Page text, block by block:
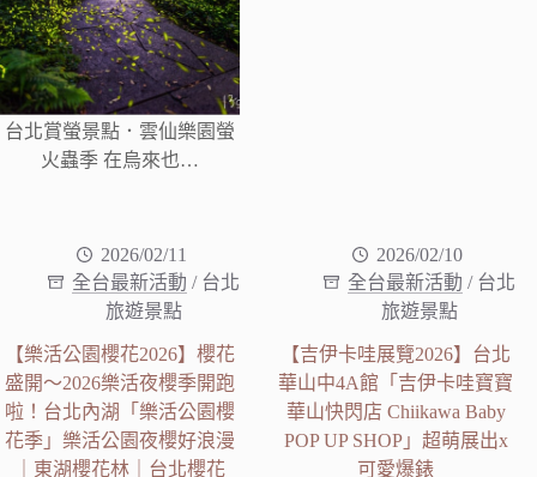
台北賞螢景點．雲仙樂園螢
火蟲季 在烏來也…
2026/02/11
全台最新活動 / 台北
旅遊景點
【樂活公園櫻花2026】櫻花
盛開～2026樂活夜櫻季開跑
啦！台北內湖「樂活公園櫻
花季」樂活公園夜櫻好浪漫
｜東湖櫻花林｜台北櫻花
2026/02/10
全台最新活動 / 台北
旅遊景點
【吉伊卡哇展覽2026】台北
華山中4A館「吉伊卡哇寶寶
華山快閃店 Chiikawa Baby
POP UP SHOP」超萌展出x
可愛爆錶